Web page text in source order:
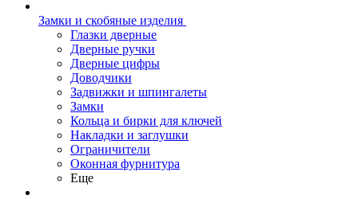
Замки и скобяные изделия
Глазки дверные
Дверные ручки
Дверные цифры
Доводчики
Задвижки и шпингалеты
Замки
Кольца и бирки для ключей
Накладки и заглушки
Ограничители
Оконная фурнитура
Еще